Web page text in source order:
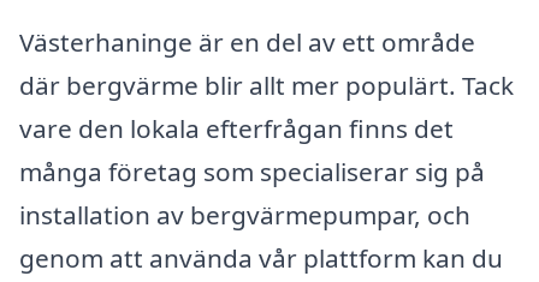
Västerhaninge är en del av ett område
där bergvärme blir allt mer populärt. Tack
vare den lokala efterfrågan finns det
många företag som specialiserar sig på
installation av bergvärmepumpar, och
genom att använda vår plattform kan du